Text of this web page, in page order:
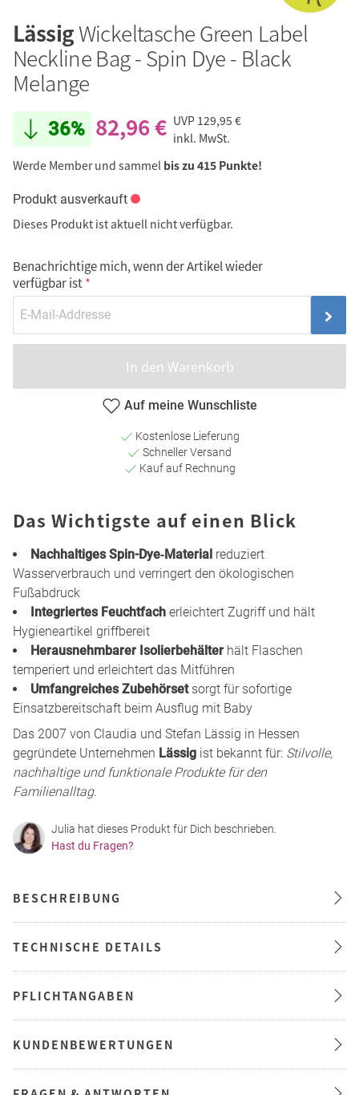
LässigWickeltasche Green Label
Neckline Bag - Spin Dye - Black
Melange
36% 82,96 € UVP 129,95 €
inkl. MwSt.
Werde Member und sammel bis zu 415 Punkte!
Produkt ausverkauft
Dieses Produkt ist aktuell nicht verfügbar.
Benachrichtige mich, wenn der Artikel wieder
verfügbar ist
In den Warenkorb
Auf meine Wunschliste
Kostenlose Lieferung
Schneller Versand
Kauf auf Rechnung
Das Wichtigste auf einen Blick
Nachhaltiges Spin-Dye‑Material reduziert
Wasserverbrauch und verringert den ökologischen
Fußabdruck
Integriertes Feuchtfach erleichtert Zugriff und hält
Hygieneartikel griffbereit
Herausnehmbarer Isolierbehälter hält Flaschen
temperiert und erleichtert das Mitführen
Umfangreiches Zubehörsetsorgt für sofortige
Einsatzbereitschaft beim Ausflug mit Baby
Das 2007 von Claudia und Stefan Lässig in Hessen
gegründete Unternehmen Lässig ist bekannt für: Stilvolle,
nachhaltige und funktionale Produkte für den
Familienalltag.
Julia hat dieses Produkt für Dich beschrieben.
Hast du Fragen?
BESCHREIBUNG
TECHNISCHE DETAILS
PFLICHTANGABEN
KUNDENBEWERTUNGEN